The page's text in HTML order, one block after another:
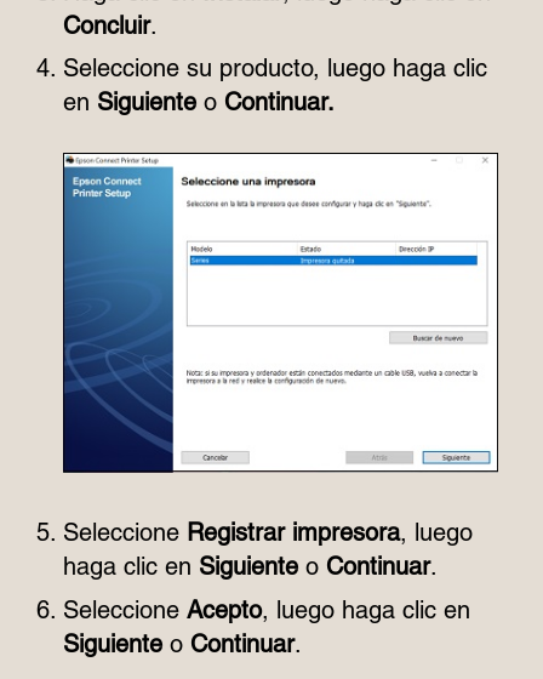
Concluir.
Seleccione su producto, luego haga clic
en Siguiente o Continuar.
Seleccione Registrar impresora, luego
haga clic en Siguiente o Continuar.
SeleccioneAcepto, luego haga clic en
Siguiente o Continuar.